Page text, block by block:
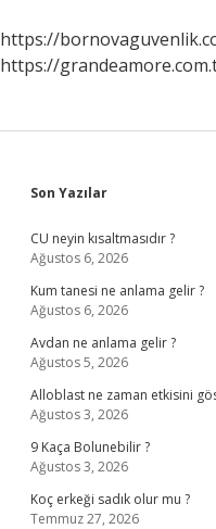
https://
https://
Sidebar
Son Yazılar
CU neyin kısaltmasıdır ?
Ağustos 6, 2026
Kum tanesi ne anlama gelir ?
Ağustos 6, 2026
Avdan ne anlama gelir ?
Ağustos 5, 2026
Alloblast ne zaman etkisini
Ağustos 3, 2026
9 Kaça Bolunebilir ?
Ağustos 3, 2026
Koç erkeği sadık olur mu ?
Temmuz 27, 2026